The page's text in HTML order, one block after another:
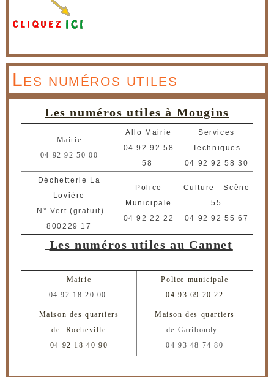
Les numéros utiles
Les numéros utiles à Mougins
Mairie
04 92 92 50 00
Allo Mairie
04 92 92 58
58
Services
Techniques
04 92 92 58 30
Déchetterie La
Lovière
N° Vert (gratuit)
800229 17
Police
Municipale
04 92 22 22
Culture - Scène
55
04 92 92 55 67
Les numéros utiles au Cannet
Mairie
04 92 18 20 00
Police municipale
04 93 69 20 22
Maison des quartiers
de Rocheville
04 92 18 40 90
Maison des quartiers
de Garibondy
04 93 48 74 80